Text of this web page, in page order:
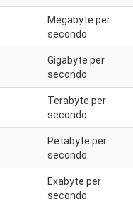
Megabyte per
secondo
Gigabyte per
secondo
Terabyte per
secondo
Petabyte per
secondo
Exabyte per
secondo